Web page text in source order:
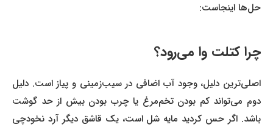
حل‌ها اینجاست:
چرا کتلت وا می‌رود؟
اصلی‌ترین دلیل، وجود آب اضافی در سیب‌زمینی و پیاز است. دلیل
دوم می‌تواند کم بودن تخم‌مرغ یا چرب بودن بیش از حد گوشت
باشد. اگر حس کردید مایه شل است، یک قاشق دیگر آرد نخودچی